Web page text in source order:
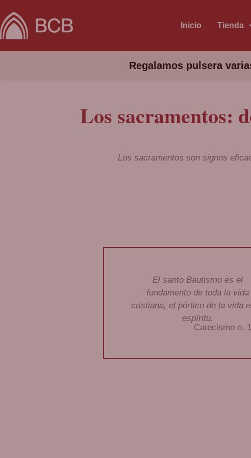
Inicio Tienda
Regalamos pulsera
Los sacramentos:
Los sacramentos son signos
El santo Bautismo es el
fundamento de toda la vida
cristiana, el pórtico de la vida
espíritu.
Catecismo n.